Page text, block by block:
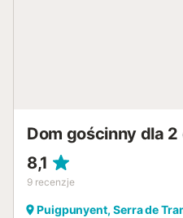
Dom gościnny dla 2
8,1
9 recenzje
Puigpunyent, Serra de